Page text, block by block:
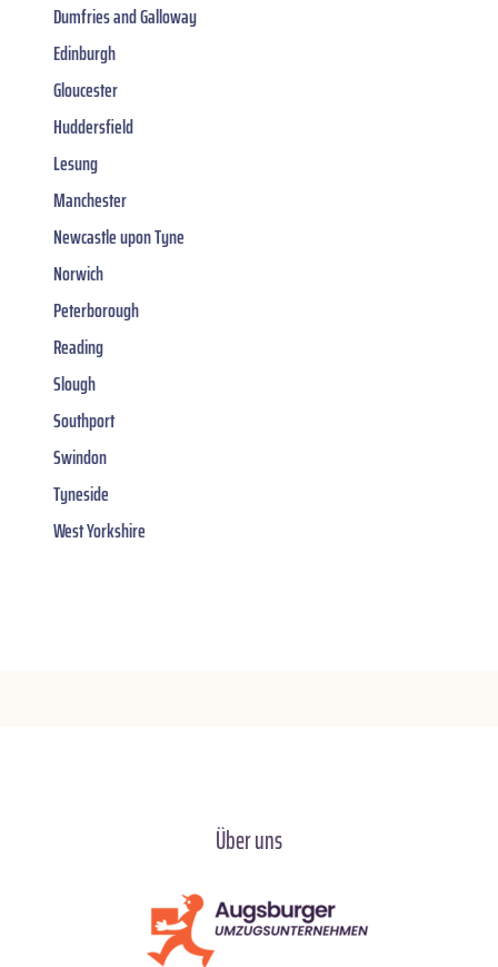
Dumfries and Galloway
Edinburgh
Gloucester
Huddersfield
Lesung
Manchester
Newcastle upon Tyne
Norwich
Peterborough
Reading
Slough
Southport
Swindon
Tyneside
West Yorkshire
Über uns